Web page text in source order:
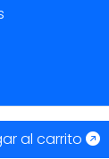
al carrito
derechos